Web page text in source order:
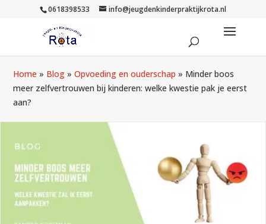
0618398533 info@jeugdenkinderpraktijkrota.nl
Home » Blog »Opvoeding en ouderschap » Minder boos
meer zelfvertrouwen bij kinderen: welke kwestie pak je eerst
aan?